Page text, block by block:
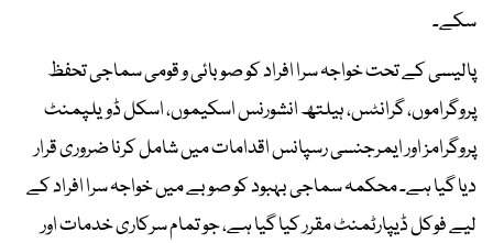
سکے۔
پالیسی کے تحت خواجہ سرا افراد کو صوبائی و قومی سماجی تحفظ
پروگراموں، گرانٹس، ہیلتھ انشورنس اسکیموں، اسکل ڈویلپمنٹ
پروگرامز اور ایمرجنسی رسپانس اقدامات میں شامل کرنا ضروری قرار
دیا گیا ہے۔ محکمہ سماجی بہبود کو صوبے میں خواجہ سرا افراد کے
لیے فوکل ڈیپارٹمنٹ مقرر کیا گیا ہے، جو تمام سرکاری خدمات اور